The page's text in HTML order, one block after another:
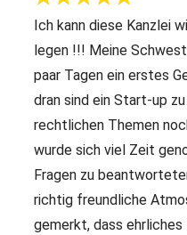
Ich kann diese Kanzlei
legen !!! Meine
paar Tagen ein erstes
dran sind ein Start-up
rechtlichen Themen
wurde sich viel Zeit
Fragen zu
richtig freundliche
gemerkt, dass